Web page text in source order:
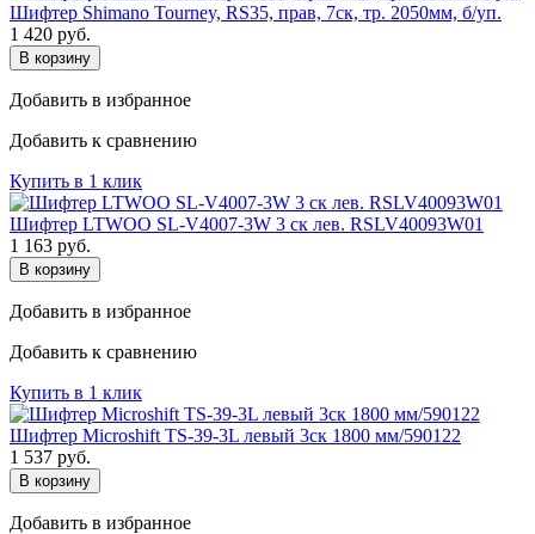
Шифтер Shimano Tourney, RS35, прав, 7ск, тр. 2050мм, б/уп.
1 420 руб.
В корзину
Добавить в избранное
Добавить к сравнению
Купить в 1 клик
Шифтер LTWOO SL-V4007-3W 3 ск лев. RSLV40093W01
1 163 руб.
В корзину
Добавить в избранное
Добавить к сравнению
Купить в 1 клик
Шифтер Microshift TS-39-3L левый 3ск 1800 мм/590122
1 537 руб.
В корзину
Добавить в избранное